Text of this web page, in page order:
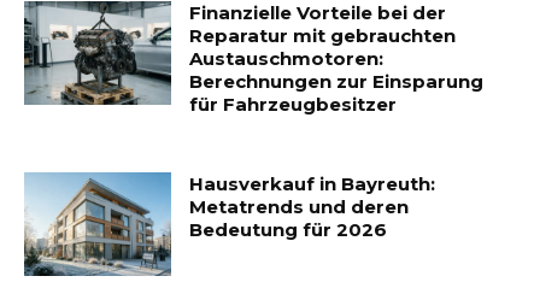
Finanzielle Vorteile bei der
Reparatur mit gebrauchten
Austauschmotoren:
Berechnungen zur Einsparung
für Fahrzeugbesitzer
Hausverkauf in Bayreuth:
Metatrends und deren
Bedeutung für 2026